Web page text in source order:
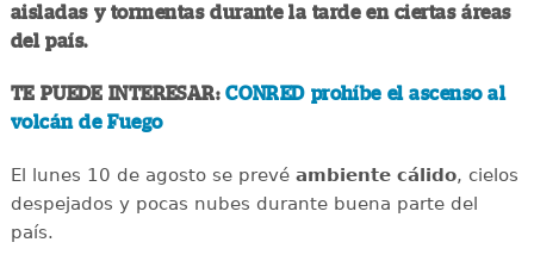
aisladas y tormentas durante la tarde en ciertas áreas
del país.
TE PUEDE INTERESAR:CONRED prohíbe el ascenso al
volcán de Fuego
El lunes 10 de agosto se prevé ambiente cálido, cielos
despejados y pocas nubes durante buena parte del
país.